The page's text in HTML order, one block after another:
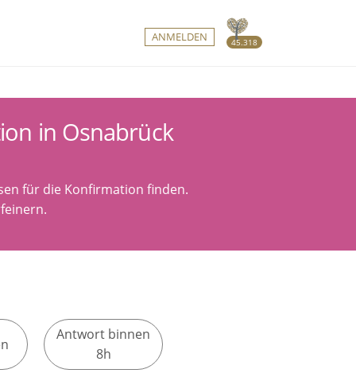
45.318
ANMELDEN
in Osnabrück
für die Konfirmation finden.
Antwort binnen
8h